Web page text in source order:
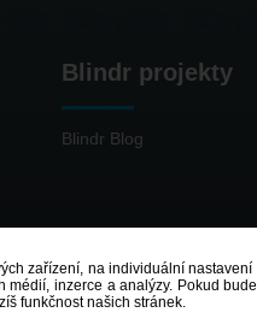
Blindr projekty
Blindr Blog
zařízení, na individuální
inzerce a analýzy. Pokud
funkčnost našich stránek.